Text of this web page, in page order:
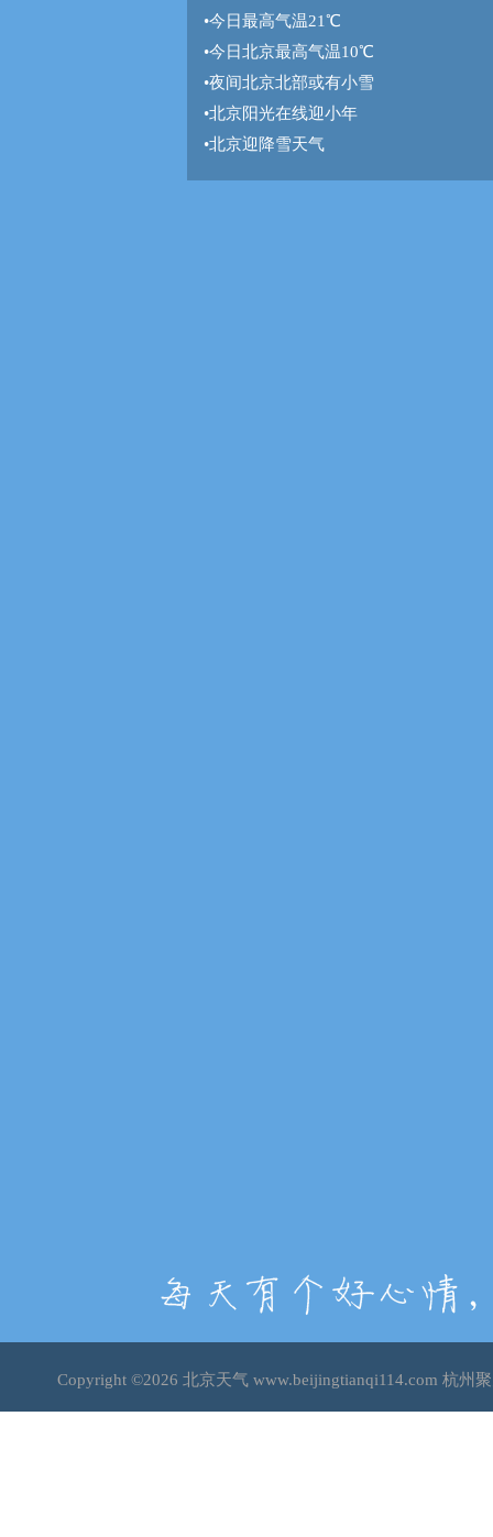
•今日最高气温21℃
•今日北京最高气温10℃
•夜间北京北部或有小雪
•北京阳光在线迎小年
•北京迎降雪天气
Copyright ©2026 北京天气www.beijingtianqi114.com 杭州